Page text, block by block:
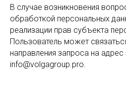
В случае возникновения
обработкой персональных
реализации прав субъекта
Пользователь может
направления запроса на
info@volgagroup.pro.